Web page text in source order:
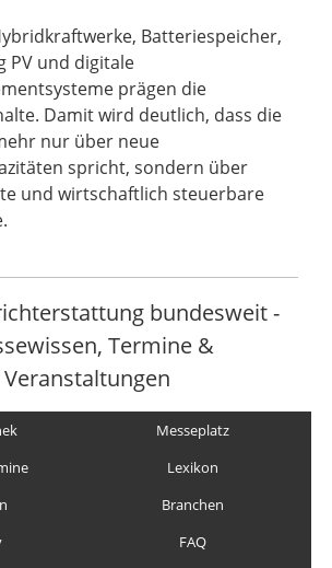
Batteriespeicher,
PV und digitale
prägen die
Damit wird deutlich, dass die
nur über neue
spricht, sondern über
und wirtschaftlich steuerbare
bundesweit -
Termine &
Veranstaltungen
Messeplatz
Lexikon
Branchen
FAQ